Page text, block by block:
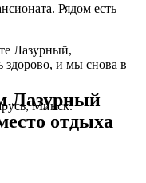
Рядом есть
Лазурный,
здорово, и мы снова в
Минск.
Лазурный
отдыха